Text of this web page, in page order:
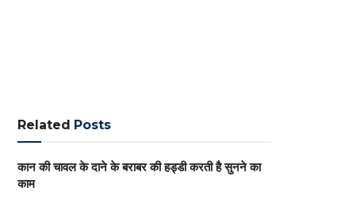
Related Posts
कान की चावल के दाने के बराबर की हड्डी करती है सुनने का
काम